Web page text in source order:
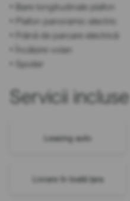
• Bare longitudinale plafon
• Plafon panoramic electric
• Frână de parcare electrică
• Încălzire volan
• Spoiler
Servicii incluse
Leasing auto
Livrare în toată țara